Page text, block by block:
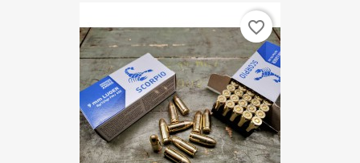
favorite_border